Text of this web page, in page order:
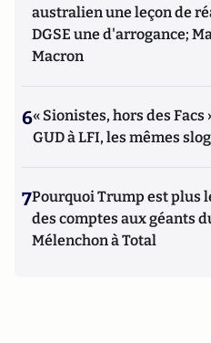
australien une leçon de
DGSE une d'arrogance;
Macron
6« Sionistes, hors des
GUD à LFI, les mêmes
7Pourquoi Trump est plus
des comptes aux géants
Mélenchon à Total